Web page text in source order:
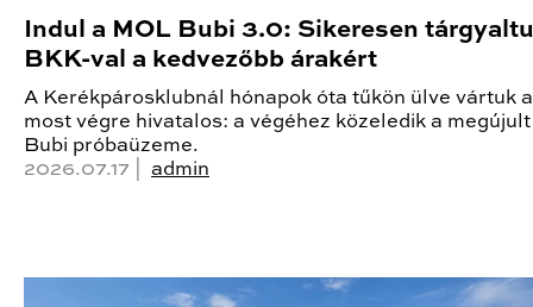
Indul a MOL Bubi 3.0: Sikeresen
BKK-val a kedvezőbb árakért
A Kerékpárosklubnál hónapok óta tűkön ülve vártuk
most végre hivatalos: a végéhez közeledik a
Bubi próbaüzeme.
2026.07.17 | admin